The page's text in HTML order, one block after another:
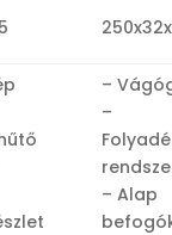
–
–
– Alap